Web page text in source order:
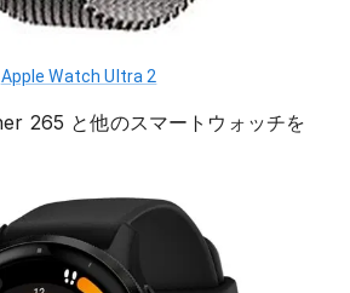
Apple Watch Ultra 2
265 と他のスマートウォッチを